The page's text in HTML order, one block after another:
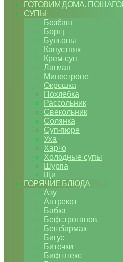
ГОТОВИМ ДОМА.
СУПЫ
Бозбаш
Борщ
Бульоны
Капустняк
Крем-суп
Лагман
Минестроне
Окрошка
Похлебка
Рассольник
Свекольник
Солянка
Суп-пюре
Уха
Харчо
Холодные супы
Шурпа
Щи
ГОРЯЧИЕ БЛЮДА
Азу
Антрекот
Бабка
Бефстроганов
Бешбармак
Бигус
Биточки
Бифштекс